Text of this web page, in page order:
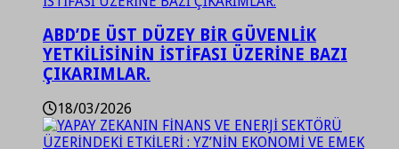
ABD’DE ÜST DÜZEY BİR GÜVENLİK
YETKİLİSİNİN İSTİFASI ÜZERİNE BAZI
ÇIKARIMLAR.
18/03/2026